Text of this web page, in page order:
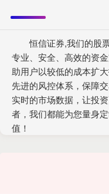
恒信证券,我们的股
专业、安全、高效的资
助用户以较低的成本扩
先进的风控体系，保障
实时的市场数据，让投
者，我们都能为您量身
值！